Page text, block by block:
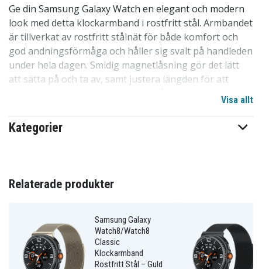
Ge din Samsung Galaxy Watch en elegant och modern
look med detta klockarmband i rostfritt stål. Armbandet
är tillverkat av rostfritt stålnät för både komfort och
god andningsförmåga och håller sig svalt på handleden
under hela dagen. Smidig magnetlåsning gör det lätt
att sätta på och ta av, samt justera längden för att
passa alla handleder. Perfekt för både vardag och fest.
Specifikationer:
Material:
andningsbart (>rostfritt)
Kompatibel med:
Galaxy Watch8 40mm
Längd:Passar handledsstorlek 14-22 cm
Fördelar med Samsung Galaxy
Visa allt
Kategorier
Relaterade produkter
Samsung Galaxy
Watch8/Watch8
Classic
Klockarmband
Rostfritt Stål – Guld